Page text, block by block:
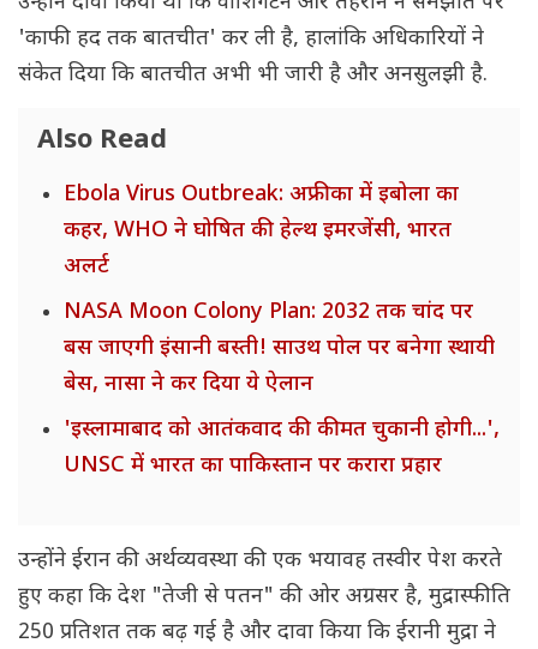
'काफी हद तक बातचीत' कर ली है, हालांकि अधिकारियों ने
संकेत दिया कि बातचीत अभी भी जारी है और अनसुलझी है.
Also Read
Ebola Virus Outbreak: अफ्रीका में इबोला का
कहर, WHO ने घोषित की हेल्थ इमरजेंसी, भारत
अलर्ट
NASA Moon Colony Plan: 2032 तक चांद पर
बस जाएगी इंसानी बस्ती! साउथ पोल पर बनेगा स्थायी
बेस, नासा ने कर दिया ये ऐलान
'इस्लामाबाद को आतंकवाद की कीमत चुकानी होगी...',
UNSC में भारत का पाकिस्तान पर करारा प्रहार
उन्होंने ईरान की अर्थव्यवस्था की एक भयावह तस्वीर पेश करते
हुए कहा कि देश "तेजी से पतन" की ओर अग्रसर है, मुद्रास्फीति
250 प्रतिशत तक बढ़ गई है और दावा किया कि ईरानी मुद्रा ने